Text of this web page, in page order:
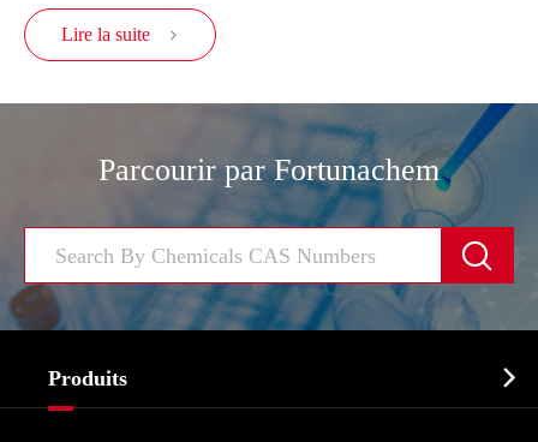
Lire la suite 
Parcourir par Fortunachem

Produits 